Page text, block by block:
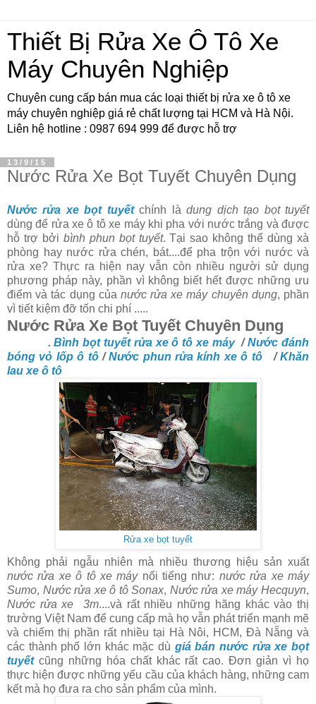
Thiết Bị Rửa Xe Ô Tô Xe
Máy Chuyên Nghiệp
Chuyên cung cấp bán mua các loại thiết bị rửa xe ô tô xe
máy chuyên nghiệp giá rẻ chất lượng tại HCM và Hà Nội.
Liên hệ hotline : 0987 694 999 để được hỗ trợ
13/9/15
Nước Rửa Xe Bọt Tuyết Chuyên Dụng
Nước rửa xe bọt tuyếtchính làdung dịch tạo bọt tuyết
dùng để rửa xe ô tô xe máy khi pha với nước trắng và được
hỗ trợ bởi bình phun bọt tuyết. Tại sao không thể dùng xà
phòng hay nước rửa chén, bát....để pha trộn với nước và
rửa xe? Thực ra hiện nay vẫn còn nhiều người sử dụng
phương pháp này, phần vì không biết hết được những ưu
điểm và tác dụng của nước rửa xe máy chuyên dụng, phần
vì tiết kiệm đỡ tốn chi phí .....
Nước Rửa Xe Bọt Tuyết Chuyên Dụng
.Bình bọt tuyết rửa xe ô tô xe máy/Nước đánh
bóng vỏ lốp ô tô/Nước phun rửa kính xe ô tô/Khăn
lau xe ô tô
Rửa xe bọt tuyết
Không phải ngẫu nhiên mà nhiều thương hiệu sản xuất
nước rửa xe ô tô xe máynổi tiếng như: nước rửa xe máy
Sumo, Nước rửa xe ô tô Sonax, Nước rửa xe máy Hecquyn,
Nước rửa xe 3m....và rất nhiều những hãng khác vào thị
trường Việt Nam để cung cấp mà họ vẫn phát triển mạnh mẽ
và chiếm thị phần rất nhiều tại Hà Nôi, HCM, Đà Nẵng và
các thành phố lớn khác mặc dù giá bán nước rửa xe bọt
tuyếtcũng những hóa chất khác rất cao. Đơn giản vì họ
thực hiện được những yếu cầu của khách hàng, những cam
kết mà họ đưa ra cho sản phẩm của mình.